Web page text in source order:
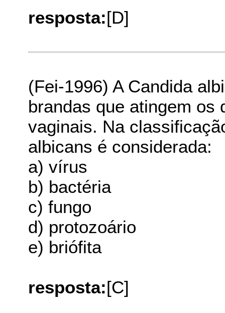
resposta:[D]
(Fei-1996) A Candida
brandas que atingem os
vaginais. Na
albicans é considerada:
a) vírus
b) bactéria
c) fungo
d) protozoário
e) briófita
resposta:[C]